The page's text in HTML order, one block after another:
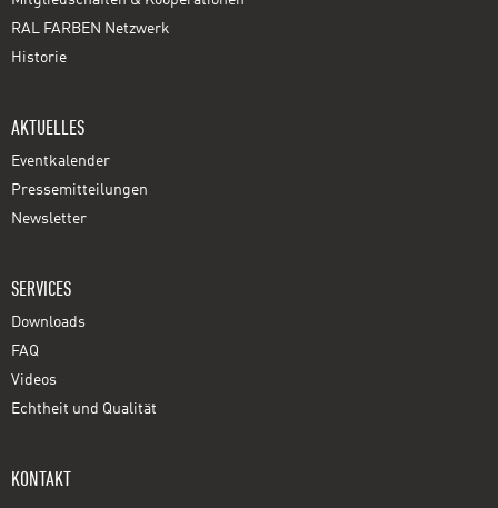
RAL FARBEN Netzwerk
Historie
AKTUELLES
Eventkalender
Pressemitteilungen
Newsletter
SERVICES
Downloads
FAQ
Videos
Echtheit und Qualität
KONTAKT